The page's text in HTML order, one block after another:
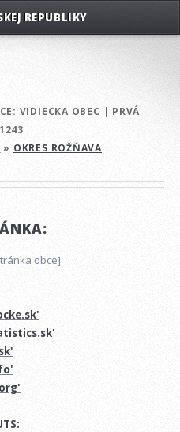
VIDIECKA OBEC | PRVÁ
1243
» OKRES ROŽŇAVA
obce]
REPUBLIKY